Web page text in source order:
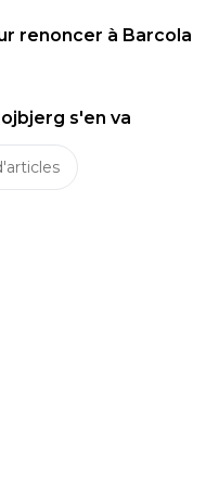
renoncer à Barcola
s'en va